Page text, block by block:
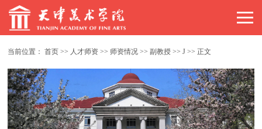
当前位置：首页 >> 人才师资 >> 师资情况 >> 副教授 >> J >> 正文